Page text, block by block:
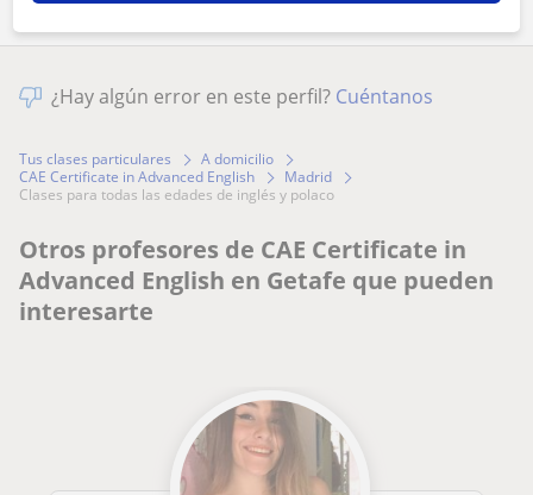
¿Hay algún error en este perfil? Cuéntanos
Tus clases particulares
A domicilio
CAE Certificate in Advanced English
Madrid
clases para todas las edades de inglés y polaco
Otros profesores de CAE Certificate in
Advanced English en Getafe que pueden
interesarte